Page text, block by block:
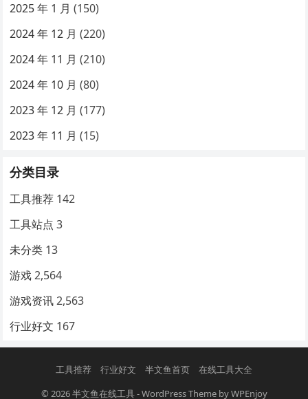
2025 年 1 月 (150)
2024 年 12 月 (220)
2024 年 11 月 (210)
2024 年 10 月 (80)
2023 年 12 月 (177)
2023 年 11 月 (15)
分类目录
工具推荐 142
工具站点 3
未分类 13
游戏 2,564
游戏资讯 2,563
行业好文 167
工具推荐 行业好文 半文鱼首页
在线工具大全
© 2026半文鱼在线工具-WordPress ThemebyWPEnjoy